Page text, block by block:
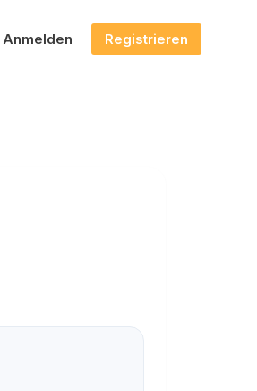
Anmelden Registrieren